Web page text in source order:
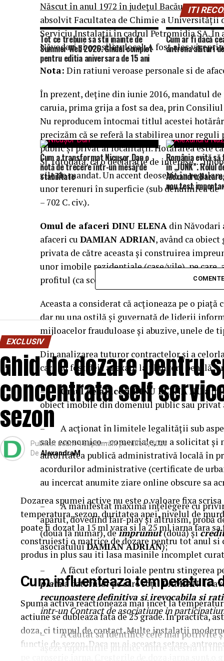
Născut în anul 1972 în judeţul Bacău,
absolvit Facultatea de Chimie a Universităţii
Serviciu Instalaţii în cadrul Petromidia SA. În
Năvodari şi consilier local. A fost ales
Nota: Din ratiuni veroase personale si de
În prezent, deține din iunie 2016, mandatul
caruia, prima grija a fost sa dea, prin
Nu reproducem întocmai titlul acestei
precizăm că se referă la stabilirea unor
public și privat al localității. Hotărârea este
Și, totodată, ca o declarație de interese…
zile de mandat. Un accent deosebit în
unor terenuri în superficie (sub denumirea de
– 702 C. civ.).
Omul de afaceri DINU ELENA din Năvodari
afaceri cu DAMIAN ADRIAN, având ca
privata de către aceasta și construirea
unor imobile rezidențiale (case/vile), pe
profitul (ca scop legal al oricărei
Aceasta a considerat că acționeaza pe o
dar nu una ostilă și guvernată de liderii
mijloacelor frauduloase și abuzive, unele de
Din analizarea tuturor contractelor și a
care au fost deja anexate la plângere penală,
– Omul de afaceri DINU ELENANU a
obiect imobile din domeniul public sau privat
– A acționat în limitele legalității sub
sale economico – comerciale, nu a solicitat
autoritatea publică administrativă locală în
acordurilor administrative (certificate de
au incercat anumite ziare online obscure sa
– A manifestat maximă înțelegere cu
apărut, dovedind fair-play și altruism, probă
(doua la numar), deîmprumut(două) și
asociatuluiDAMIAN ADRIAN);
– A făcut eforturi loiale pentru stingerea
plataa datoriilor pe care soții DAMIANle
recunoastere definitiva si irevocabila si
intr-un Contract de asociatiune in
– A căutat să identifice cele mai potrivite și
așeze raporturile juridice dintre acestia în
ITI
Tot ce trebuie sa stii inainte de
Summer Well 2026. Ghidul complet
pentru editia aniversara de 15 ani
Cum ar fi dacă
antrena alături
Cum a transformat Nicușor Dan o
notă de trecere într-un mesaj de
stabilitate
România evită
în „JUNK”. Rolul
Alexandru
nou test
EXCLUSIV
Ghid de dozare pentru
concentrata self
sezon
Publicat acum 4 săptămânipe iulie 9, 2026
De AlexandraM
Dozarea spumei active nu este o valoare fixa
temperatura, sezon, duritatea apei, nivelul de
poate fi dozat la 15 ml vara si la 25 ml iarna fara
construiesti o matrice de dozare pentru tot anul
produs in plus sau iti lasa masinile incomplet
Cum influenteaza temperatura
Spuma activa reactioneaza mai incet la
actiune se dubleaza fata de 25 grade. In practica,
doza, ci timpul de contact. Multe instalatii
functie de sezon. Daca nu ai aceasta setare,